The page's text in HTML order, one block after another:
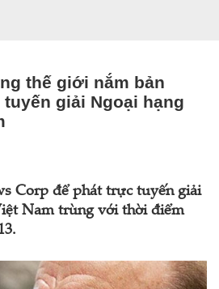
thế giới nắm bản
giải Ngoại hạng
Corp để phát trực tuyến giải
Nam trùng với thời điểm